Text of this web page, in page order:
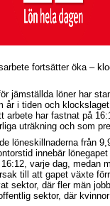
fortsätter öka –
jämställda löner har
år i tiden och
arbete har fastnat på
uträkning och som
löneskillnaderna från
innebär
varje dag, medan
till att gapet växte
sektor, där fler män
sektor, där